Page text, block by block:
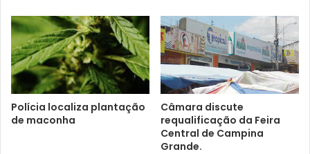
Polícia localiza plantação
de maconha
Câmara discute
requalificação da Feira
Central de Campina
Grande.